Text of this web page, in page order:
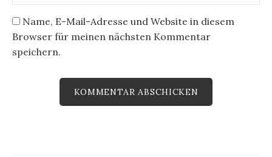
Name, E-Mail-Adresse und Website in diesem
Browser für meinen nächsten Kommentar
speichern.